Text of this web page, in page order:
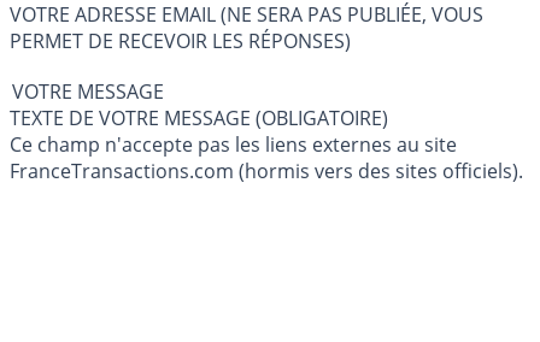
VOTRE ADRESSE EMAIL (NE SERA PAS PUBLIÉE, VOUS
PERMET DE RECEVOIR LES RÉPONSES)
VOTRE MESSAGE
TEXTE DE VOTRE MESSAGE (OBLIGATOIRE)
Ce champ n'accepte pas les liens externes au site
FranceTransactions.com (hormis vers des sites officiels).